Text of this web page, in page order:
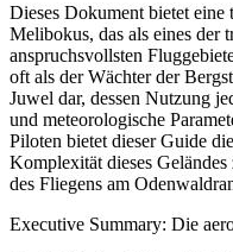
Dieses Dokument bietet eine
Melibokus, das als eines der
anspruchsvollsten
oft als der Wächter der
Juwel dar, dessen Nutzung
und meteorologische
Piloten bietet dieser Guide
Komplexität dieses
des Fliegens am
Executive Summary: Die